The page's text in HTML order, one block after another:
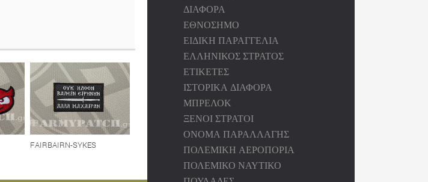
FAIRBAIRN-SYKES
ΔΙΑΦΟΡΑ
ΕΘΝΟΣΗΜΟ
ΕΙΔΙΚΗ ΠΑΡΑΓΓΕΛΙΑ
ΕΛΛΗΝΙΚΟΣ ΣΤΡΑΤΟΣ
ΕΤΙΚΕΤΕΣ
ΙΣΤΟΡΙΚΑ ΔΙΑΦΟΡΑ
ΜΠΡΕΛΟΚ
ΞΕΝΟΙ ΣΤΡΑΤΟΙ
ΟΝΟΜΑ ΠΑΡΑΛΛΑΓΗΣ
ΠΟΛΕΜΙΚΗ ΑΕΡΟΠΟΡΙΑ
ΠΟΛΕΜΙΚΟ ΝΑΥΤΙΚΟ